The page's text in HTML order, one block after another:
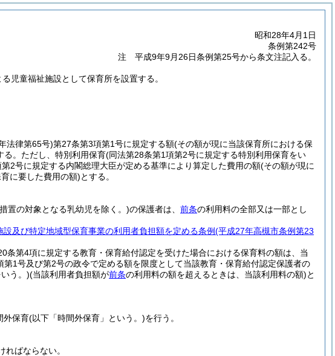
昭和28年4月1日
条例第242号
注 平成9年9月26日条例第25号から条文注記入る。
る児童福祉施設として保育所を設置する。
法律第65号)第27条第3項第1号に規定する額(その額が現に当該保育所における保
る。 ただし、特別利用保育(同法第28条第1項第2号に規定する特別利用保育をい
2号に規定する内閣総理大臣が定める基準により算定した費用の額(その額が現に
に要した費用の額)とする。
置の対象となる乳幼児を除く。)の保護者は、 前条の利用料の全部又は一部とし
及び特定地域型保育事業の利用者負担額を定める条例(平成27年高槻市条例第23
第4項に規定する教育・保育給付認定を受けた場合における保育料の額は、当
1号及び第2号の政令で定める額を限度として当該教育・保育給付認定保護者の
う。)(当該利用者負担額が前条の利用料の額を超えるときは、当該利用料の額)と
外保育(以下「時間外保育」という。)を行う。
ばならない。